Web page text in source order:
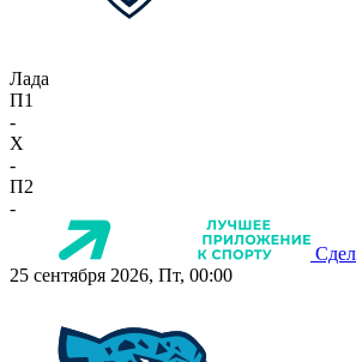
Лада
П1
-
X
-
П2
-
25 сентября 2026, Пт, 00:00